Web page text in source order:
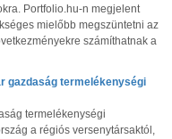
Portfolio.hu-n megjelent
mielőbb megszüntetni az
számíthatnak a
gazdaság termelékenységi
termelékenységi
a régiós versenytársaktól,